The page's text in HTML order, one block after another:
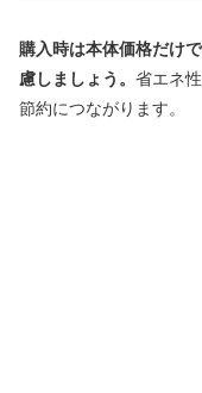
購入時は本体価格だけ
慮しましょう。 省エネ
節約につながります。